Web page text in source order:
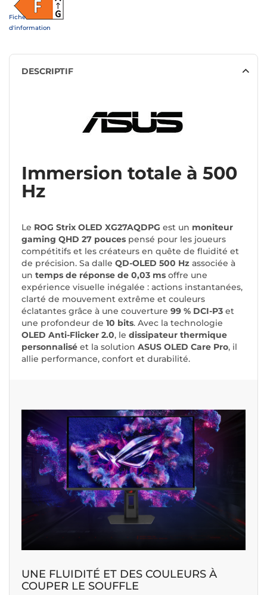
Fiche
d'information
DESCRIPTIF
Immersion totale à 500
Hz
Le ROG Strix OLED XG27AQDPG est un moniteur
gaming QHD 27 pouces pensé pour les joueurs
compétitifs et les créateurs en quête de fluidité et
de précision. Sa dalle QD-OLED 500 Hz associée à
un temps de réponse de 0,03 ms offre une
expérience visuelle inégalée : actions instantanées,
clarté de mouvement extrême et couleurs
éclatantes grâce à une couverture 99 % DCI-P3 et
une profondeur de 10 bits. Avec la technologie
OLED Anti-Flicker 2.0, le dissipateur thermique
personnalisé et la solution ASUS OLED Care Pro, il
allie performance, confort et durabilité.
UNE FLUIDITÉ ET DES COULEURS À
COUPER LE SOUFFLE